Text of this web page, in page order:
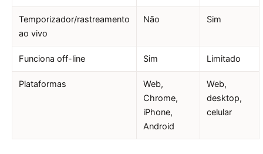
Temporizador/rastreamento
ao vivo
Não Sim
Funciona off-line Sim Limitado
Plataformas
Web,
Chrome,
iPhone,
Android
Web,
desktop,
celular